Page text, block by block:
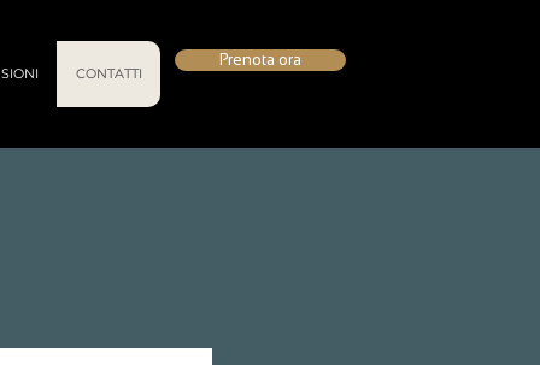
CONTATTI
Prenota ora